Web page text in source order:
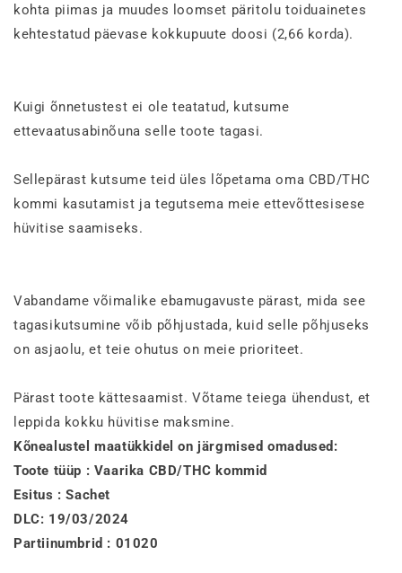
kohta piimas ja muudes loomset päritolu toiduainetes
kehtestatud päevase kokkupuute doosi (2,66 korda).
Kuigi õnnetustest ei ole teatatud, kutsume
ettevaatusabinõuna selle toote tagasi.
Sellepärast kutsume teid üles lõpetama oma CBD/THC
kommi kasutamist ja tegutsema meie ettevõttesisese
hüvitise saamiseks.
Vabandame võimalike ebamugavuste pärast, mida see
tagasikutsumine võib põhjustada, kuid selle põhjuseks
on asjaolu, et teie ohutus on meie prioriteet.
Pärast toote kättesaamist. Võtame teiega ühendust, et
leppida kokku hüvitise maksmine.
Kõnealustel maatükkidel on järgmised omadused:
Toote tüüp : Vaarika CBD/THC kommid
Esitus : Sachet
DLC: 19/03/2024
Partiinumbrid : 01020